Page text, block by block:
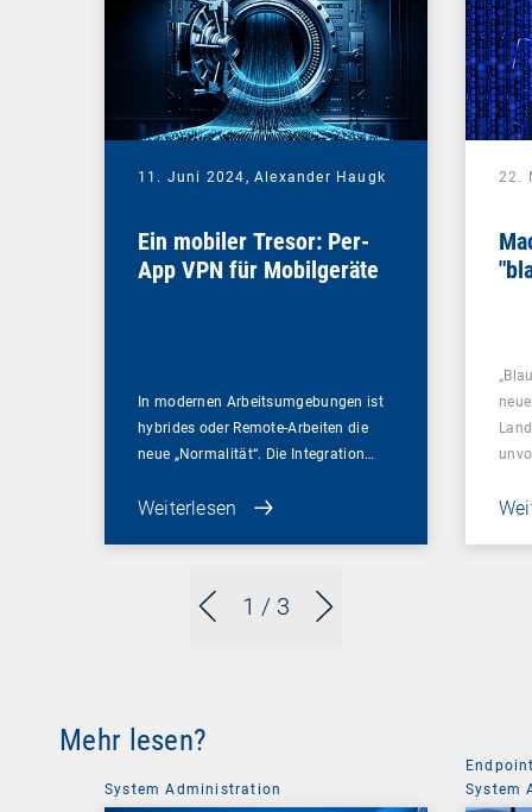
1 / 3
11. Juni 2024, Alexander Haugk
Ein mobiler Tresor: Per-
App VPN für Mobilgeräte
In modernen Arbeitsumgebungen ist
hybrides oder Remote-Arbeiten die
neue „Normalität“. Die Integration…
Weiterlesen
22.
Mehr lesen?
System Administration
System